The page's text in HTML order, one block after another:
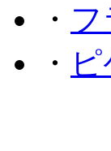
・
・